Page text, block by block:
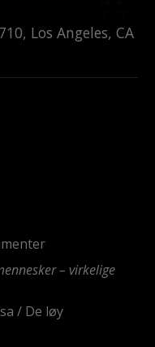
, Los Angeles, CA
– virkelige
/ De løy